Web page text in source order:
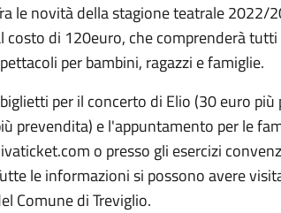
le novità della stagione teatrale 2022/
costo di 120euro, che comprenderà
per bambini, ragazzi e famiglie.
per il concerto di Elio (30 euro
prevendita) e l'appuntamento per le
o presso gli esercizi
le informazioni si possono avere
Comune di Treviglio.